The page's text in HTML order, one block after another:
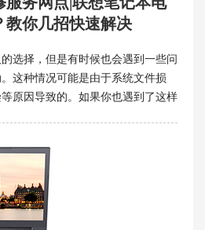
教你几招快速解决
选择，但是有时候也会遇到一些问
这种情况可能是由于系统文件损
原因导致的。如果你也遇到了这样